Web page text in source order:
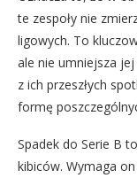
te zespoły nie
ligowych. To
ale nie umniejsza
z ich przeszłych
formę
Spadek do Serie B
kibiców. Wymaga